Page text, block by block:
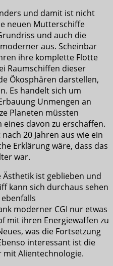
und damit ist nicht
neuen Mutterschiffe
und auch die
aus. Scheinbar
ihre komplette Flotte
Raumschiffen dieser
Ökosphären darstellen,
Es handelt sich um
Unmengen an
Planeten müssten
davon zu erschaffen.
20 Jahren aus wie ein
Erklärung wäre, dass das
war.
ist geblieben und
kann sich durchaus sehen
moderner CGI nur etwas
mit ihren Energiewaffen zu
was die Fortsetzung
interessant ist die
mit Alientechnologie.